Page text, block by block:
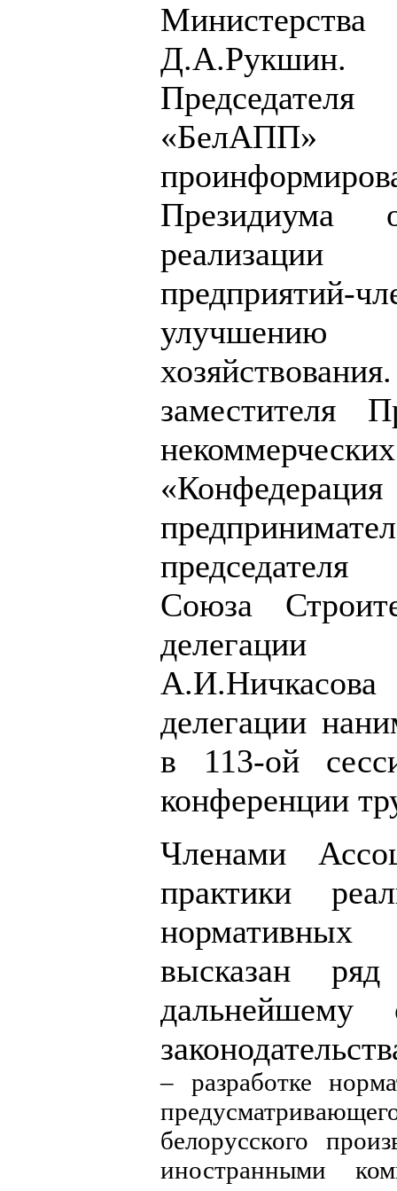
«БелАПП»
Президиума
предприятий-
заместителя
председателя
Союза
делегации
в 113-ой
конференции
Членами
практики
высказан
дальнейшему
– разработке
белорусского
иностранными